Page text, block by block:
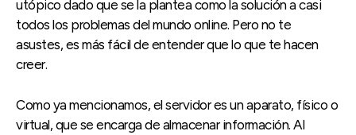
utópico dado que se la plantea como la solución a casi
todos los problemas del mundo online. Pero no te
asustes, es más fácil de entender que lo que te hacen
creer.
Como ya mencionamos, el servidor es un aparato, físico o
virtual, que se encarga de almacenar información. Al